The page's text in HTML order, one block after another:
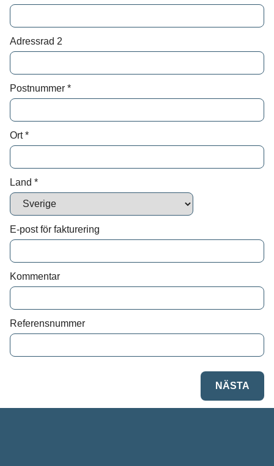
Adressrad 2
Postnummer *
Ort*
Land *
E-post för fakturering
Kommentar
Referensnummer
NÄSTA
Vi behandlar dina personuppgifter i enlighet med